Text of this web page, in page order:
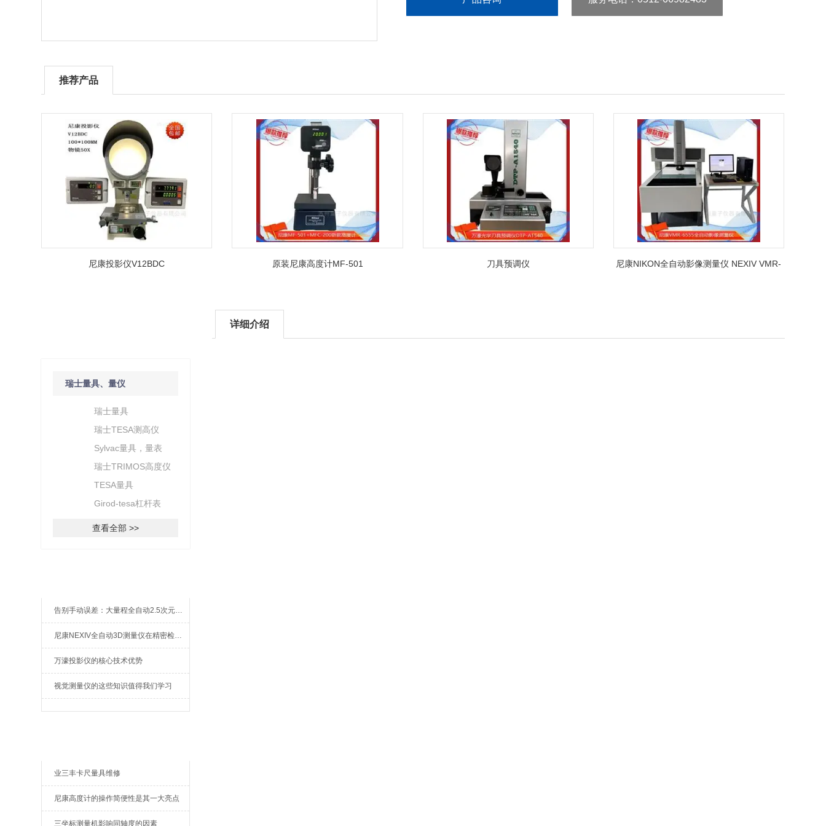
推荐产品
尼康投影仪V12BDC 原装尼康高度计MF-501 刀具预调仪
尼康NIKON全自动影像测量仪 NEXIV VMR-
瑞士量具、量仪
瑞士量具
瑞士TESA测高仪
Sylvac量具，量表
瑞士TRIMOS高度仪
TESA量具
Girod-tesa杠杆表
查看全部 >>
告别手动误差：大量程全自动2.5次元测量机如何实现高效精密质检？
尼康NEXIV全自动3D测量仪在精密检测中的应用
万濠投影仪的核心技术优势
视觉测量仪的这些知识值得我们学习
业三丰卡尺量具维修
尼康高度计的操作简便性是其一大亮点
三坐标测量机影响同轴度的因素
详细介绍